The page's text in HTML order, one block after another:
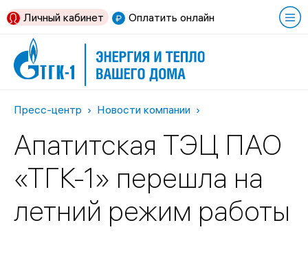
Оплатить онлайн
Личный кабинет
Пресс-центр Новости компании
Апатитская ТЭЦ ПАО
«ТГК-1» перешла на
летний режим работы